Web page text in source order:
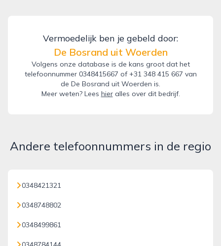
Vermoedelijk ben je gebeld door:
De Bosrand uit Woerden
Volgens onze database is de kans groot dat het
telefoonnummer 0348415667 of +31 348 415 667 van
de De Bosrand uit Woerden is.
Meer weten? Lees hieralles over dit bedrijf.
Andere telefoonnummers in de regio
0348421321
0348748802
0348499861